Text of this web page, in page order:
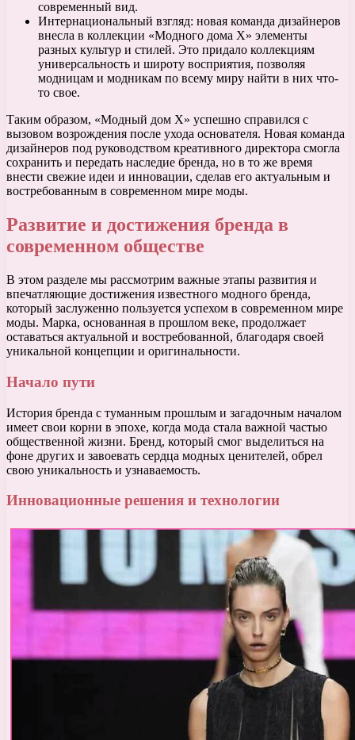
современный вид.
Интернациональный взгляд: новая команда дизайнеров
внесла в коллекции «Модного дома Х» элементы
разных культур и стилей. Это придало коллекциям
универсальность и широту восприятия, позволяя
модницам и модникам по всему миру найти в них что-
то свое.
Таким образом, «Модный дом Х» успешно справился с
вызовом возрождения после ухода основателя. Новая команда
дизайнеров под руководством креативного директора смогла
сохранить и передать наследие бренда, но в то же время
внести свежие идеи и инновации, сделав его актуальным и
востребованным в современном мире моды.
Развитие и достижения бренда в
современном обществе
В этом разделе мы рассмотрим важные этапы развития и
впечатляющие достижения известного модного бренда,
который заслуженно пользуется успехом в современном мире
моды. Марка, основанная в прошлом веке, продолжает
оставаться актуальной и востребованной, благодаря своей
уникальной концепции и оригинальности.
Начало пути
История бренда с туманным прошлым и загадочным началом
имеет свои корни в эпохе, когда мода стала важной частью
общественной жизни. Бренд, который смог выделиться на
фоне других и завоевать сердца модных ценителей, обрел
свою уникальность и узнаваемость.
Инновационные решения и технологии